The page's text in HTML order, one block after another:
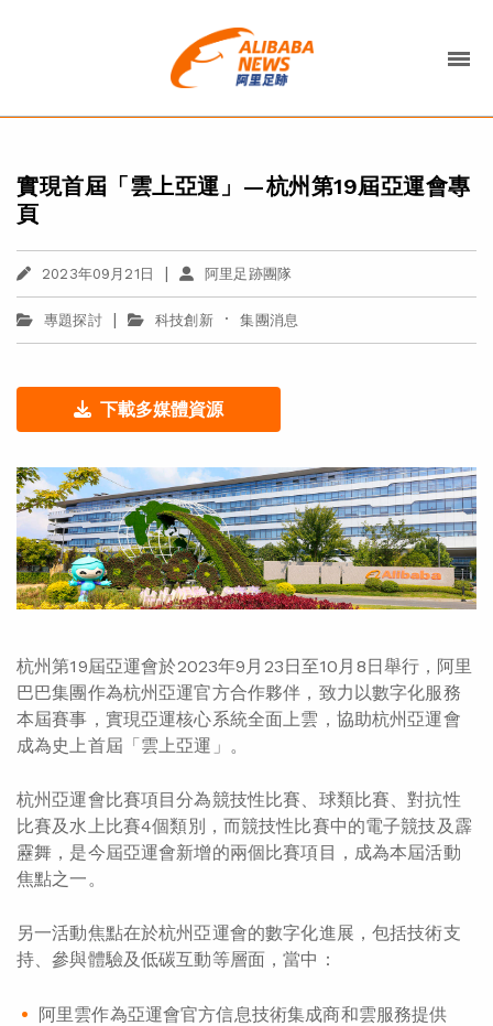
實現首屆「雲上亞運」—杭州第19屆亞運會專
頁
2023年09月21日 | 阿里足跡團隊
專題探討 | 科技創新 · 集團消息
下載多媒體資源
杭州第19屆亞運會於2023年9月23日至10月8日舉行，阿里
巴巴集團作為杭州亞運官方合作夥伴，致力以數字化服務
本屆賽事，實現亞運核心系統全面上雲，協助杭州亞運會
成為史上首屆「雲上亞運」。
杭州亞運會比賽項目分為競技性比賽、球類比賽、對抗性
比賽及水上比賽4個類別，而競技性比賽中的電子競技及霹
靂舞，是今屆亞運會新增的兩個比賽項目，成為本屆活動
焦點之一。
另一活動焦點在於杭州亞運會的數字化進展，包括技術支
持、參與體驗及低碳互動等層面，當中：
阿里雲作為亞運會官方信息技術集成商和雲服務提供